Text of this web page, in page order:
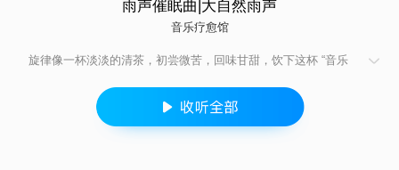
雨声催眠曲|大自然雨声
音乐疗愈馆
旋律像一杯淡淡的清茶，初尝微苦，回味甘甜，饮下这杯 “音乐